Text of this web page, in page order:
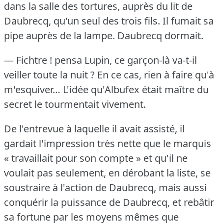
dans la salle des tortures, auprès du lit de
Daubrecq, qu'un seul des trois fils. Il fumait sa
pipe auprès de la lampe. Daubrecq dormait.
— Fichtre ! pensa Lupin, ce garçon-là va-t-il
veiller toute la nuit ? En ce cas, rien à faire qu'à
m'esquiver… L'idée qu'Albufex était maître du
secret le tourmentait vivement.
De l'entrevue à laquelle il avait assisté, il
gardait l'impression très nette que le marquis
« travaillait pour son compte » et qu'il ne
voulait pas seulement, en dérobant la liste, se
soustraire à l'action de Daubrecq, mais aussi
conquérir la puissance de Daubrecq, et rebâtir
sa fortune par les moyens mêmes que